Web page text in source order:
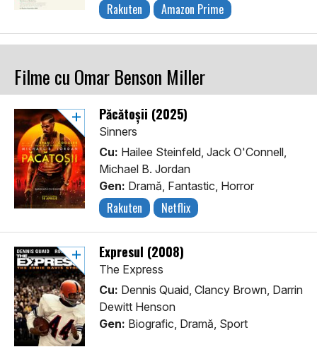
Rakuten Amazon Prime
Filme cu Omar Benson Miller
Păcătoșii (2025)
Sinners
Cu: Hailee Steinfeld, Jack O'Connell,
Michael B. Jordan
Gen: Dramă, Fantastic, Horror
Rakuten Netflix
Expresul (2008)
The Express
Cu: Dennis Quaid, Clancy Brown, Darrin
Dewitt Henson
Gen: Biografic, Dramă, Sport